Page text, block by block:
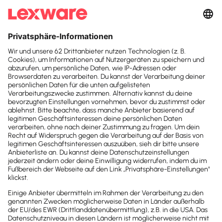
Suchfeld
Suchen
KI in der
Steuerkanzlei:Wie
weit ist bei Ihnen die
Durchsetzung der KI
Verordnung?
Die neuen Gesetze werden nach und nach